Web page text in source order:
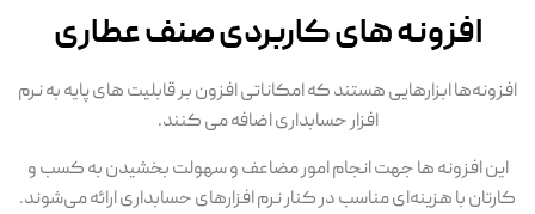
افزونه های کاربردی صنف عطاری
افزونه‌ها ابزارهایی هستند که امکاناتی افزون بر قابلیت های پایه به نرم
افزار حسابداری اضافه می کنند.
این افزونه ها جهت انجام امور مضاعف و سهولت بخشیدن به کسب و
کارتان با هزینه‌ای مناسب در کنار نرم افزارهای حسابداری ارائه می‌شوند.